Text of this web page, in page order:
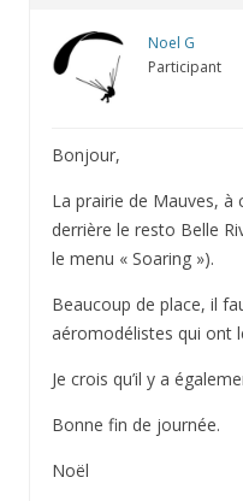
Noel G
Participant
Bonjour,
La prairie de Mauves,
derrière le resto Belle
le menu « Soaring »).
Beaucoup de place, il
aéromodélistes qui ont
Je crois qu’il y a
Bonne fin de journée.
Noël